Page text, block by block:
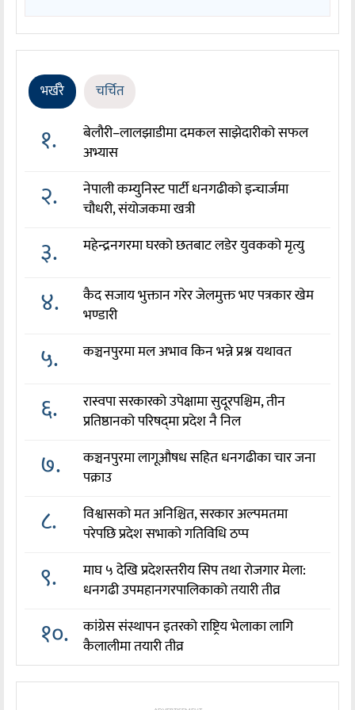
भर्खरै चर्चित
१.
बेलौरी–लालझाडीमा दमकल साझेदारीको सफल
अभ्यास
२.
नेपाली कम्युनिस्ट पार्टी धनगढीको इन्चार्जमा
चौधरी, संयोजकमा खत्री
३. महेन्द्रनगरमा घरको छतबाट लडेर युवकको मृत्यु
४.
कैद सजाय भुक्तान गरेर जेलमुक्त भए पत्रकार खेम
भण्डारी
५. कञ्चनपुरमा मल अभाव किन भन्ने प्रश्न यथावत
६.
रास्वपा सरकारको उपेक्षामा सुदूरपश्चिम, तीन
प्रतिष्ठानको परिषद्‌मा प्रदेश नै निल
७.
कञ्चनपुरमा लागूऔषध सहित धनगढीका चार जना
पक्राउ
८.
विश्वासको मत अनिश्चित, सरकार अल्पमतमा
परेपछि प्रदेश सभाको गतिविधि ठप्प
९.
माघ ५ देखि प्रदेशस्तरीय सिप तथा रोजगार मेला:
धनगढी उपमहानगरपालिकाको तयारी तीव्र
१०.
कांग्रेस संस्थापन इतरको राष्ट्रिय भेलाका लागि
कैलालीमा तयारी तीव्र